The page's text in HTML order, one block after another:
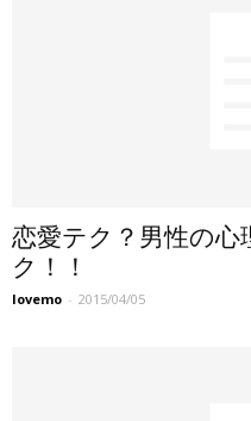
恋愛テク？男性の心
ク！！
lovemo - 2015/04/05